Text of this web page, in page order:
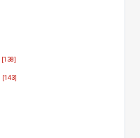
[138]
[143]